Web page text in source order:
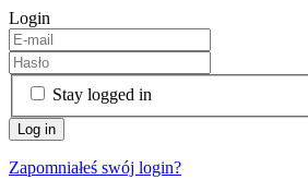
Login
Stay logged in
Zapomniałeś swój login?